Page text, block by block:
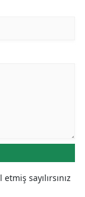
sayılırsınız